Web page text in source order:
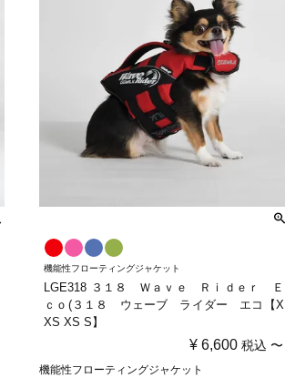
機能性フローティングジャケット
LGE318 ３１８ Ｗａｖｅ Ｒｉｄｅｒ Ｅ
ｃｏ(３１８ ウェーブ ライダー エコ【X
XS XS S】
¥ 6,600 税込 〜
機能性フローティングジャケット